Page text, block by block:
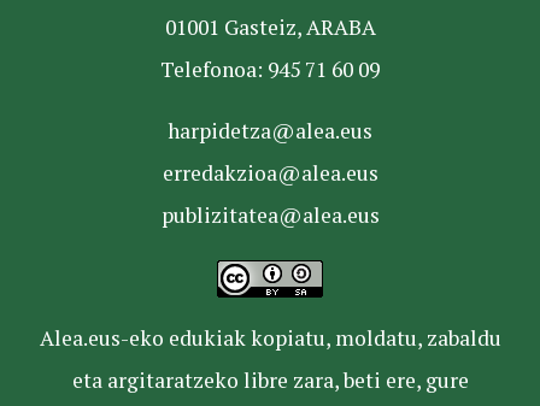
01001 Gasteiz, ARABA
Telefonoa: 945 71 60 09
harpidetza@alea.eus
erredakzioa@alea.eus
publizitatea@alea.eus
Alea.eus-eko edukiak kopiatu, moldatu, zabaldu
eta argitaratzeko libre zara, beti ere, gure